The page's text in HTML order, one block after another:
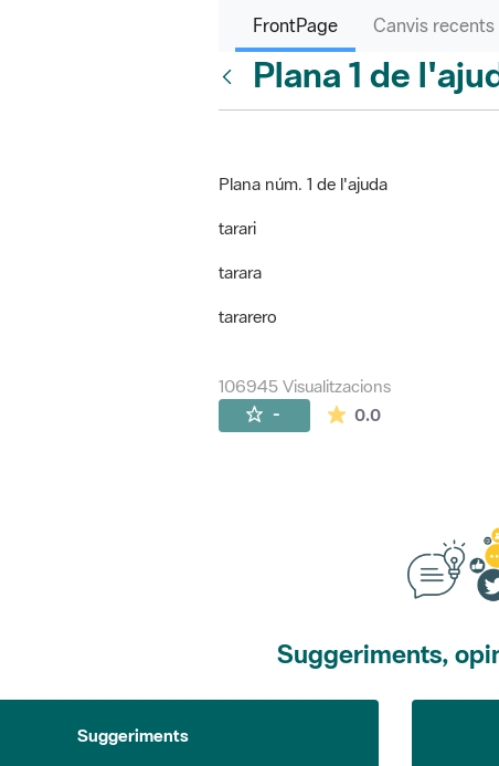
FrontPage Canvis recents
Plana 1 de
Plana núm. 1 de l'ajuda
tarari
tarara
tararero
106945 Visualitzacions
- 0.0La mitjana de
Suggeriments,
Suggeriments